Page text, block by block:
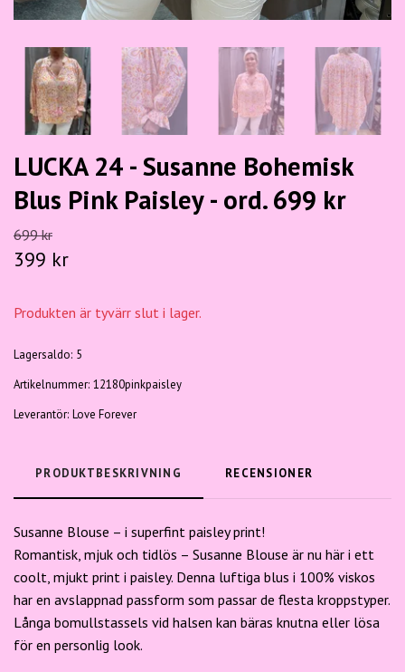
LUCKA 24 - Susanne Bohemisk
Blus Pink Paisley - ord. 699 kr
699 kr
399 kr
Produkten är tyvärr slut i lager.
Lagersaldo: 5
Artikelnummer: 12180pinkpaisley
Leverantör: Love Forever
PRODUKTBESKRIVNING RECENSIONER
Susanne Blouse – i superfint paisley print!
Romantisk, mjuk och tidlös – Susanne Blouse är nu här i ett
coolt, mjukt print i paisley. Denna luftiga blus i 100% viskos
har en avslappnad passform som passar de flesta kroppstyper.
Långa bomullstassels vid halsen kan bäras knutna eller lösa
för en personlig look.